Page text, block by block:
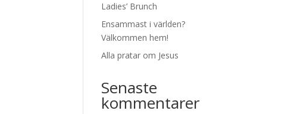
Ladies’ Brunch
Ensammast i världen?
Välkommen hem!
Alla pratar om Jesus
Senaste
kommentarer